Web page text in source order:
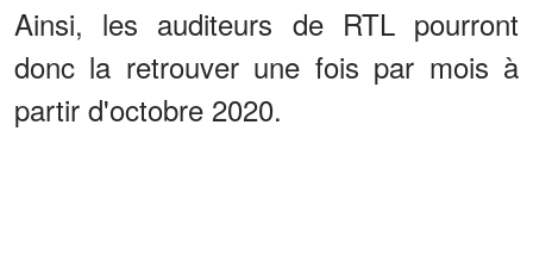
Ainsi, les auditeurs de RTL pourront
donc la retrouver une fois par mois à
partir d'octobre 2020.